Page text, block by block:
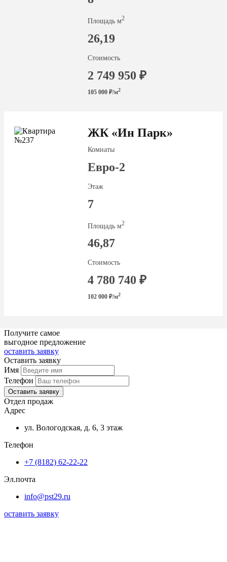
Площадь м2
26,19
Стоимость
2 749 950 ₽
105 000 ₽/м2
ЖК «Ин Парк»
Комнаты
Евро-2
Этаж
7
Площадь м2
46,87
Стоимость
4 780 740 ₽
102 000 ₽/м2
Получите самое
выгодное предложение
оставить заявку
Оставить заявку
Имя
Телефон
Оставить заявку
Отдел продаж
Адрес
ул. Вологодская, д. 6, 3 этаж
Телефон
+7 (8182) 62-22-22
Эл.почта
info@pst29.ru
оставить заявку